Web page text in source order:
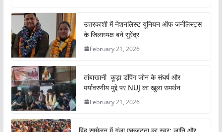
c
e
b
o
o
k
itt
er s
A
p
e
उत्तरकाशी में नेशनलिस्ट यूनियन ऑफ जर्नलिस्ट्स
के जिलाध्यक्ष बने सुरेंद्र
February 21, 2026
तांबाखानी कूड़ा डंपिंग जोन के संघर्ष और
पर्यावरणीय मुद्दे पर NUJ का खुला समर्थन
February 21, 2026
हिंदू सम्मेलन में गूंजा एकजुटता का स्वर; जाति और